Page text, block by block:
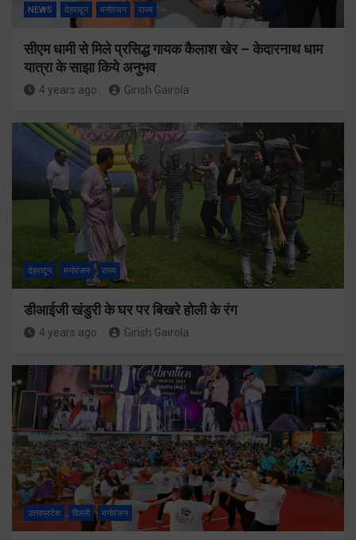
NEWS देहरादून मनोरंजन राज्य
सीएम धामी से मिले प्रसिद्ध गायक कैलाश खेर – केदारनाथ धाम
यात्रा के साझा किये अनुभव
4 years ago Girish Gairola
देहरादून मनोरंजन राज्य
डीआईजी खंडुरी के घर पर बिखरे होली के रंग
4 years ago Girish Gairola
उत्तरप्रदेश दिल्ली मनोरंजन